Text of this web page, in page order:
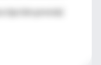
previa)